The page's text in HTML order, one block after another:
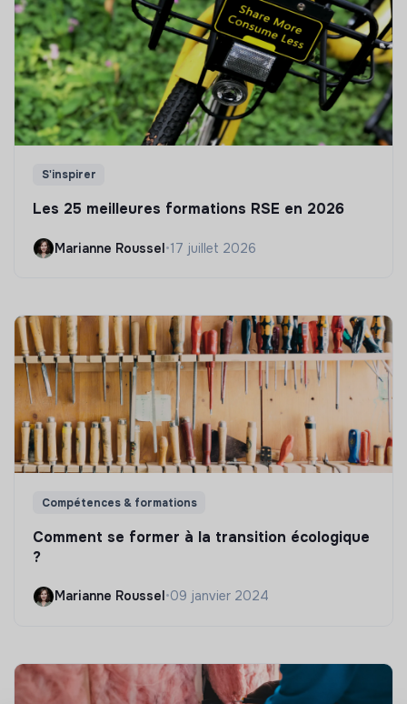
S'inspirer
Les 25 meilleures formations RSE en 2026
Marianne Roussel•17 juillet 2026
Compétences & formations
Comment se former à la transition écologique
?
Marianne Roussel •09 janvier 2024